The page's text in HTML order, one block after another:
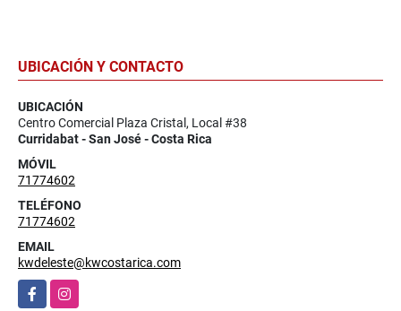
UBICACIÓN Y CONTACTO
UBICACIÓN
Centro Comercial Plaza Cristal, Local #38
Curridabat - San José - Costa Rica
MÓVIL
71774602
TELÉFONO
71774602
EMAIL
kwdeleste@kwcostarica.com
FacebookInstagram